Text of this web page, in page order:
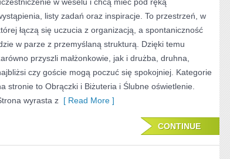
LIVE
listy zadań oraz inspiracje. To przestrzeń, w
łączą się uczucia z organizacją, a spontaniczność
w parze z przemyślaną strukturą. Dzięki temu
przyszli małżonkowie, jak i drużba, druhna,
czy goście mogą poczuć się spokojniej. Kategorie
stronie to Obrączki i Biżuteria i Ślubne oświetlenie.
wyrasta z [ Read More ]
CONTINUE